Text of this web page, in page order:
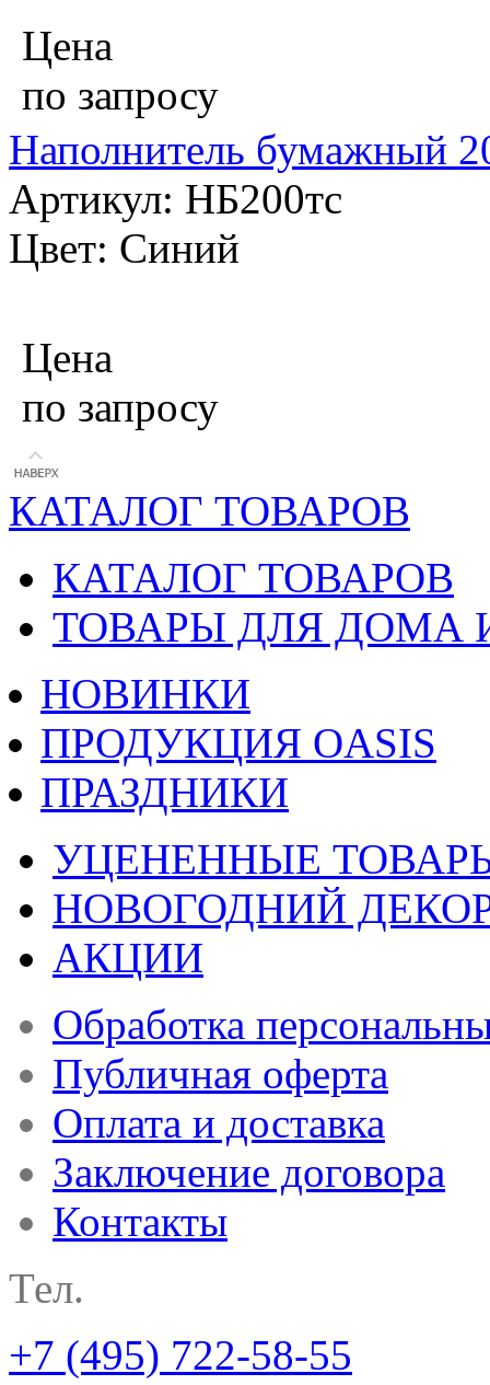
Цена
по запросу
Наполнитель бумажный
Артикул: НБ200тс
Цвет: Синий
Цена
по запросу
КАТАЛОГ ТОВАРОВ
КАТАЛОГ ТОВАРОВ
ТОВАРЫ ДЛЯ ДОМА
НОВИНКИ
ПРОДУКЦИЯ OASIS
ПРАЗДНИКИ
УЦЕНЕННЫЕ
НОВОГОДНИЙ
АКЦИИ
Обработка
Публичная оферта
Оплата и доставка
Заключение договора
Контакты
Тел.
+7 (495) 722-58-55